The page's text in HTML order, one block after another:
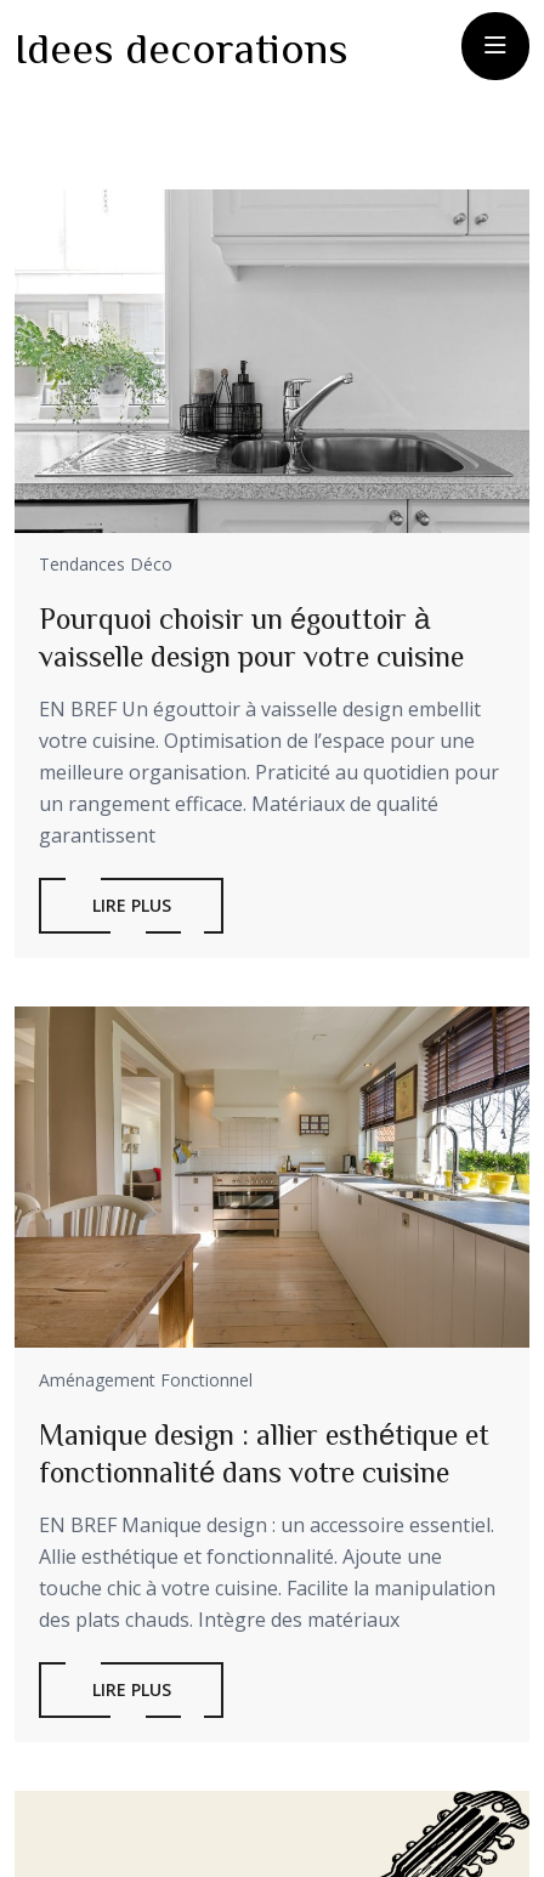
Idees decorations
Tendances Déco
Pourquoi choisir un égouttoir à
vaisselle design pour votre cuisine
EN BREF Un égouttoir à vaisselle design embellit
votre cuisine. Optimisation de l’espace pour une
meilleure organisation. Praticité au quotidien pour
un rangement efficace. Matériaux de qualité
garantissent
LIRE PLUS
Aménagement Fonctionnel
Manique design : allier esthétique et
fonctionnalité dans votre cuisine
EN BREF Manique design : un accessoire essentiel.
Allie esthétique et fonctionnalité. Ajoute une
touche chic à votre cuisine. Facilite la manipulation
des plats chauds. Intègre des matériaux
LIRE PLUS